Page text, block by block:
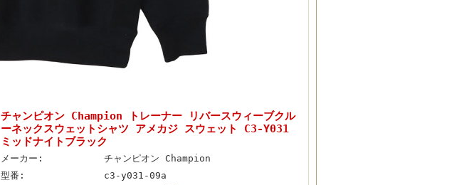
チャンピオン Champion トレーナー リバースウィーブクル
ーネックスウェットシャツ アメカジ スウェット C3-Y031
ミッドナイトブラック
メーカー:
チャンピオン Champion
型番:
c3-y031-09a